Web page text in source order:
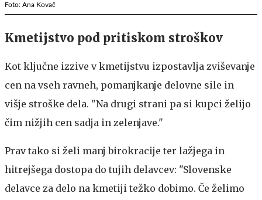
Foto: Ana Kovač
Kmetijstvo pod pritiskom stroškov
Kot ključne izzive v kmetijstvu izpostavlja zviševanje
cen na vseh ravneh, pomanjkanje delovne sile in
višje stroške dela. "Na drugi strani pa si kupci želijo
čim nižjih cen sadja in zelenjave."
Prav tako si želi manj birokracije ter lažjega in
hitrejšega dostopa do tujih delavcev: "Slovenske
delavce za delo na kmetiji težko dobimo. Če želimo